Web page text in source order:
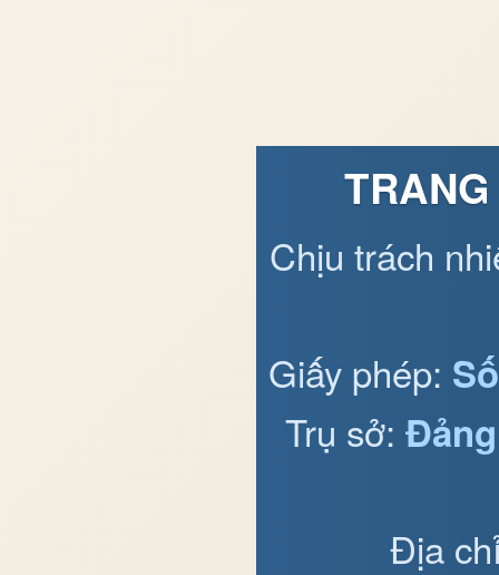
Chịu trách
Giấy phép:
Trụ sở:
Địa